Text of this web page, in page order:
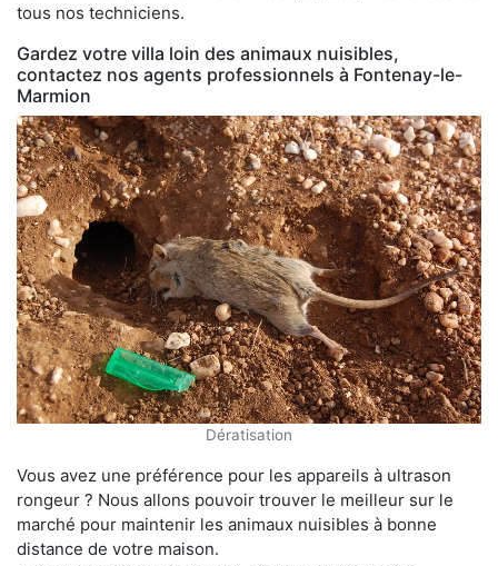
tous nos techniciens.
Gardez votre villa loin des animaux nuisibles,
contactez nos agents professionnels à Fontenay-le-
Marmion
Dératisation
Vous avez une préférence pour les appareils à ultrason
rongeur ? Nous allons pouvoir trouver le meilleur sur le
marché pour maintenir les animaux nuisibles à bonne
distance de votre maison.